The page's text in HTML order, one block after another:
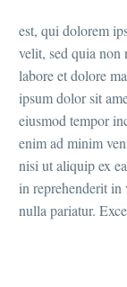
est, qui dolorem
velit, sed quia non
labore et dolore
ipsum dolor sit
eiusmod tempor
enim ad minim
nisi ut aliquip ex
in reprehenderit in
nulla pariatur.